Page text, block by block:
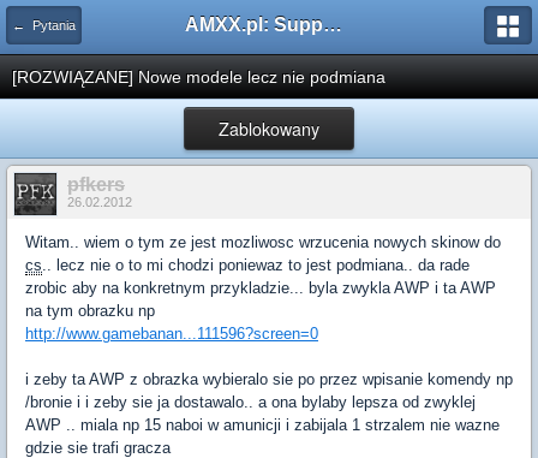
← Pytania AMXX.pl: Support AMX Mod X i SourceMod
[ROZWIĄZANE] Nowe modele lecz nie podmiana
Zablokowany
pfkers
26.02.2012
Witam.. wiem o tym ze jest mozliwosc wrzucenia nowych skinow do
cs.. lecz nie o to mi chodzi poniewaz to jest podmiana.. da rade
zrobic aby na konkretnym przykladzie... byla zwykla AWP i ta AWP
na tym obrazku np
http://www.gamebanan...111596?screen=0
i zeby ta AWP z obrazka wybieralo sie po przez wpisanie komendy np
/bronie i i zeby sie ja dostawalo.. a ona bylaby lepsza od zwyklej
AWP .. miala np 15 naboi w amunicji i zabijala 1 strzalem nie wazne
gdzie sie trafi gracza